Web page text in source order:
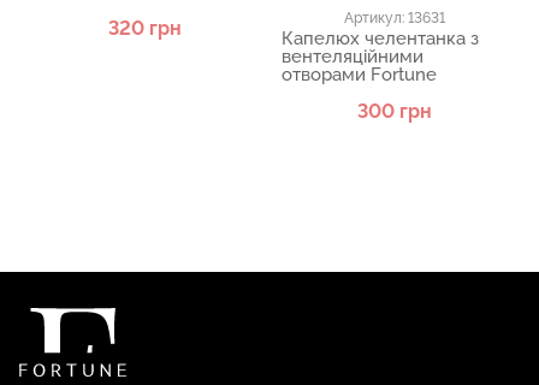
320 грн Артикул: 13631
Капелюх челентанка з
вентеляційними
отворами Fortune
300 грн